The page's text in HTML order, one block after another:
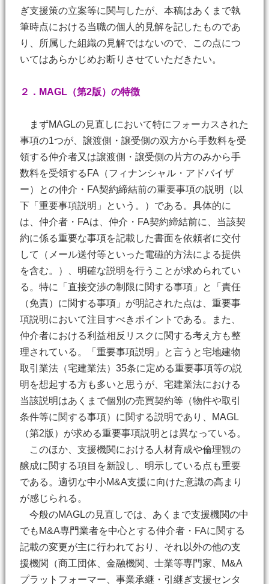
ぎ支援策の立案等に関与したが、本稿はあくまで執
筆時点における当職の個人的見解を記したものであ
り、所属した組織の見解ではないので、この点につ
いてはあらかじめお断りさせていただきたい。
２．MAGL（第2版）の特徴
まずMAGLの見直しにおいて特にフォーカスされた
事項の1つが、譲渡側・譲受側の双方から手数料を受
領する仲介者又は譲渡側・譲受側の片方のみから手
数料を受領するFA（フィナンシャル・アドバイザ
ー）との仲介・FA契約締結前の重要事項の説明（以
下「重要事項説明」という。）である。具体的に
は、仲介者・FAは、仲介・FA契約締結前に、当該契
約に係る重要な事項を記載した書面を依頼者に交付
して（メール送付等といった電磁的方法による提供
を含む。）、明確な説明を行うことが求められてい
る。特に「直接交渉の制限に関する事項」と「責任
（免責）に関する事項」が明記された点は、重要事
項説明において注目すべきポイントである。また、
仲介者における利益相反リスクに関する考え方も整
理されている。「重要事項説明」と言うと宅地建物
取引業法（宅建業法）35条に定める重要事項等の説
明を想起する方も多いと思うが、宅建業法における
当該説明はあくまで個別の売買契約等（物件や取引
条件等に関する事項）に関する説明であり、MAGL
（第2版）が求める重要事項説明とは異なっている。
このほか、支援機関における人材育成や倫理観の
醸成に関する項目を新設し、明示している点も重要
である。適切な中小M&A支援に向けた意識の高まり
が感じられる。
今般のMAGLの見直しでは、あくまで支援機関の中
でもM&A専門業者を中心とする仲介者・FAに関する
記載の変更が主に行われており、それ以外の他の支
援機関（商工団体、金融機関、士業等専門家、M&A
プラットフォーマー、事業承継・引継ぎ支援センタ